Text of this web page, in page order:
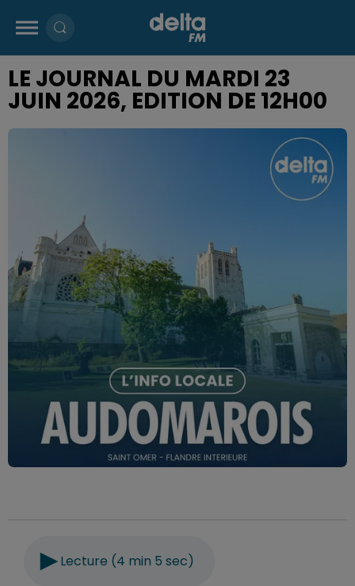
LE JOURNAL DU MARDI 23
JUIN 2026, EDITION DE 12H00
Lecture (4 min 5 sec)